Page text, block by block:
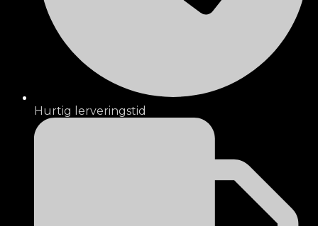
Hurtig lerveringstid